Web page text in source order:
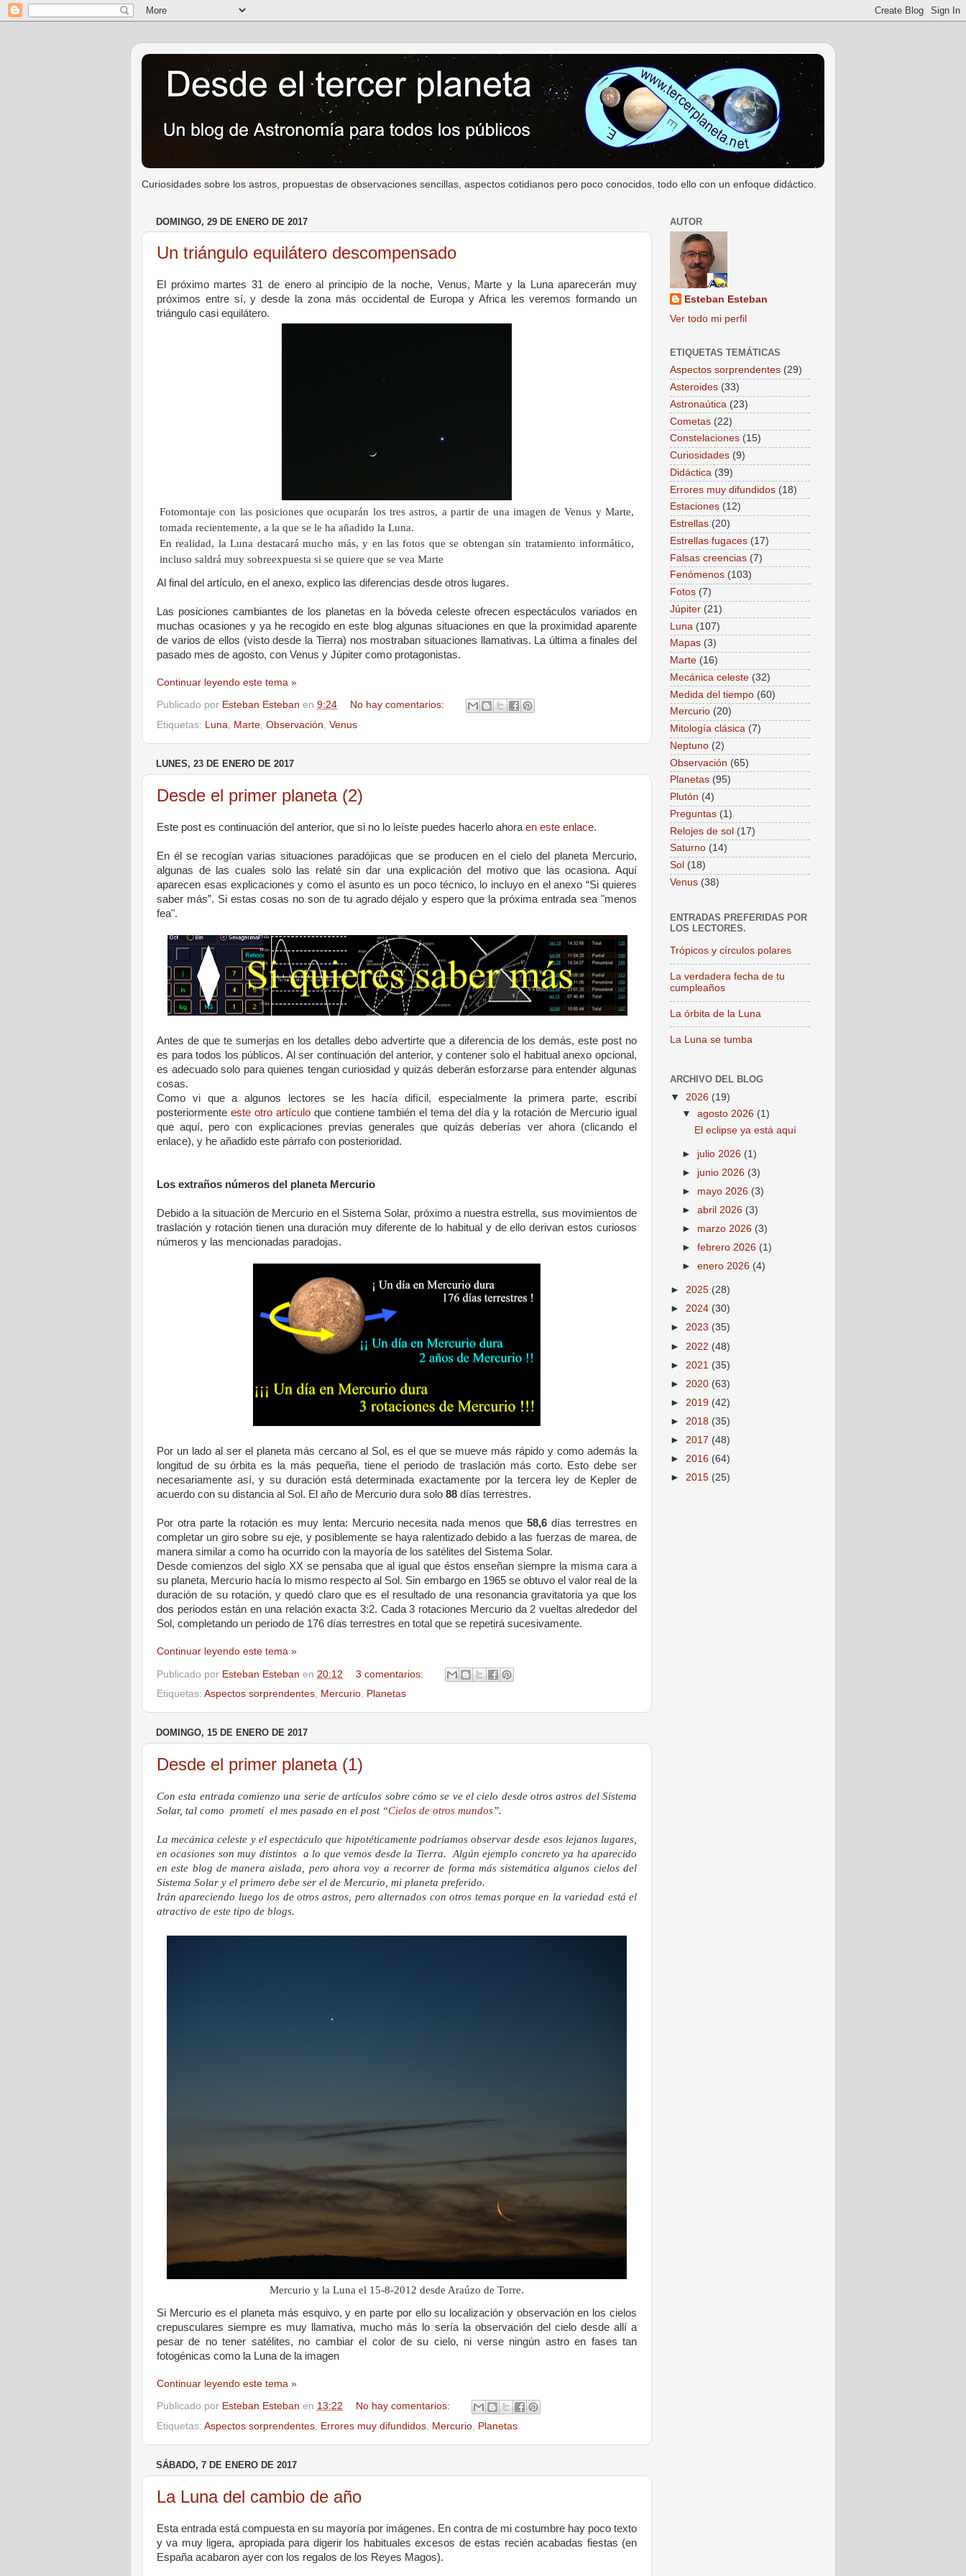
Curiosidades sobre los astros, propuestas de observaciones sencillas, aspectos cotidianos pero poco conocidos, todo ello con un enfoque didáctico.
DOMINGO, 29 DE ENERO DE 2017
Un triángulo equilátero descompensado
El próximo martes 31 de enero al principio de la noche, Venus, Marte y la Lunaaparecerán muy
próximos entre sí, y desde la zona más occidental de Europa y Africa les veremos formando un
triángulo casi equilátero.
Fotomontaje con las posiciones que ocuparán los tres astros, a partir de una imagen de Venus y Marte,
tomada recientemente, a la que se le ha añadido la Luna.
En realidad, la Luna destacará mucho más, y en las fotos que se obtengan sin tratamiento informático,
incluso saldrá muy sobreexpuesta si se quiere que se vea Marte
Al final del artículo, en el anexo, explico las diferencias desde otros lugares.
Las posiciones cambiantes de los planetas en la bóveda celeste ofrecen espectáculos variados en
muchas ocasiones y ya he recogido en este blog algunas situaciones en que la proximidad aparente
de varios de ellos (visto desde la Tierra) nos mostraban situaciones llamativas. La última a finales del
pasado mes de agosto, con Venus y Júpiter como protagonistas.
Continuar leyendo este tema »
Publicado por Esteban Esteban en 9:24
No hay comentarios:
Etiquetas: Luna, Marte, Observación, Venus
LUNES, 23 DE ENERO DE 2017
Desde el primer planeta (2)
Este post es continuación del anterior, que si no lo leíste puedes hacerlo ahora en este enlace.
En él se recogían varias situaciones paradójicas que se producen en el cielo del planeta Mercurio,
algunas de las cuales solo las relaté sin dar una explicación del motivo que las ocasiona. Aquí
aparecen esas explicaciones y como el asunto es un poco técnico, lo incluyo en el anexo “Si quieres
saber más”. Si estas cosas no son de tu agrado déjalo y espero que la próxima entrada sea "menos
fea".
Antes de que te sumerjas en los detalles debo advertirte que a diferencia de los demás, este post no
es para todos los públicos. Al ser continuación del anterior, y contener solo el habitual anexo opcional,
es adecuado solo para quienes tengan curiosidad y quizás deberán esforzarse para entender algunas
cosas.
Como vi que a algunos lectores se les hacía difícil, especialmente la primera parte, escribí
posteriormente este otro artículo que contiene también el tema del día y la rotación de Mercurio igual
que aquí, pero con explicaciones previas generales que quizás deberías ver ahora (clicando el
enlace), y he añadido este párrafo con posterioridad.
Los extraños números del planeta Mercurio
Debido a la situación de Mercurio en el Sistema Solar, próximo a nuestra estrella, sus movimientos de
traslación y rotación tienen una duración muy diferente de lo habitual y de ello derivan estos curiosos
números y las mencionadas paradojas.
Por un lado al ser el planeta más cercano al Sol, es el que se mueve más rápido y como además la
longitud de su órbita es la más pequeña, tiene el periodo de traslación más corto. Esto debe ser
necesariamente así, y su duración está determinada exactamente por la tercera ley de Kepler de
acuerdo con su distancia al Sol. El año de Mercurio dura solo 88 días terrestres.
Por otra parte la rotación es muy lenta: Mercurio necesita nada menos que58,6 días terrestres en
completar un giro sobre su eje, y posiblemente se haya ralentizado debido a las fuerzas de marea, de
manera similar a como ha ocurrido con la mayoría de los satélites del Sistema Solar.
Desde comienzos del siglo XX se pensaba que al igual que éstos enseñan siempre la misma cara a
su planeta, Mercurio hacía lo mismo respecto al Sol. Sin embargo en 1965 se obtuvo el valor real de la
duración de su rotación, y quedó claro que es el resultado de una resonancia gravitatoria ya que los
dos periodos están en una relación exacta 3:2. Cada 3 rotaciones Mercurio da 2 vueltas alrededor del
Sol, completando un periodo de 176 días terrestres en total que se repetirá sucesivamente.
Continuar leyendo este tema »
Publicado por Esteban Esteban en 20:12
3 comentarios:
Etiquetas: Aspectos sorprendentes, Mercurio, Planetas
DOMINGO, 15 DE ENERO DE 2017
Desde el primer planeta (1)
Con esta entrada comienzo una serie de artículos sobre cómo se ve el cielo desde otros astros del Sistema
Solar, tal como prometí el mes pasado en el post “Cielos de otros mundos”.
La mecánica celeste y el espectáculo que hipotéticamente podríamos observar desde esos lejanos lugares,
en ocasiones son muy distintos a lo que vemos desde la Tierra. Algún ejemplo concreto ya ha aparecido
en este blog de manera aislada, pero ahora voy a recorrer de forma más sistemática algunos cielos del
Sistema Solar y el primero debe ser el de Mercurio, mi planeta preferido.
Irán apareciendo luego los de otros astros, pero alternados con otros temas porque en la variedad está el
atractivo de este tipo de blogs.
Mercurio y la Luna el 15-8-2012 desde Araúzo de Torre.
Si Mercurio es el planeta más esquivo, y en parte por ello su localización y observación en los cielos
crepusculares siempre es muy llamativa, mucho más lo sería la observación del cielo desde allí a
pesar de no tener satélites, no cambiar el color de su cielo, ni verse ningún astro en fases tan
fotogénicas como la Luna de la imagen
Continuar leyendo este tema »
Publicado por Esteban Esteban en 13:22
No hay comentarios:
Etiquetas: Aspectos sorprendentes, Errores muy difundidos, Mercurio, Planetas
SÁBADO, 7 DE ENERO DE 2017
La Luna del cambio de año
Esta entrada está compuesta en su mayoría por imágenes. En contra de mi costumbre hay poco texto
y va muy ligera, apropiada para digerir los habituales excesos de estas recién acabadas fiestas (en
España acabaron ayer con los regalos de los Reyes Magos).
AUTOR
Esteban Esteban
Ver todo mi perfil
ETIQUETAS TEMÁTICAS
Aspectos sorprendentes (29)
Asteroides (33)
Astronaútica (23)
Cometas (22)
Constelaciones (15)
Curiosidades (9)
Didáctica (39)
Errores muy difundidos (18)
Estaciones (12)
Estrellas (20)
Estrellas fugaces (17)
Falsas creencias (7)
Fenómenos (103)
Fotos (7)
Júpiter (21)
Luna (107)
Mapas (3)
Marte (16)
Mecánica celeste (32)
Medida del tiempo (60)
Mercurio (20)
Mitología clásica (7)
Neptuno (2)
Observación (65)
Planetas (95)
Plutón (4)
Preguntas (1)
Relojes de sol (17)
Saturno (14)
Sol (18)
Venus (38)
ENTRADAS PREFERIDAS POR
LOS LECTORES.
Trópicos y círculos polares
La verdadera fecha de tu
cumpleaños
La órbita de la Luna
La Luna se tumba
ARCHIVO DEL BLOG
▼ 2026 (19)
▼agosto 2026 (1)
El eclipse ya está aquí
► julio 2026 (1)
► junio 2026 (3)
► mayo 2026 (3)
►abril 2026 (3)
► marzo 2026 (3)
►febrero 2026 (1)
►enero 2026 (4)
► 2025 (28)
► 2024 (30)
► 2023 (35)
► 2022 (48)
► 2021 (35)
► 2020 (63)
► 2019 (42)
► 2018 (35)
► 2017 (48)
► 2016 (64)
► 2015 (25)